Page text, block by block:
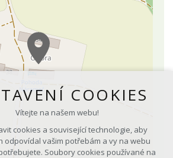
COOKIES
Vítejte na našem webu!
cookies a související technologie, aby
odpovídal vašim potřebám a vy na webu
Soubory cookies používané na